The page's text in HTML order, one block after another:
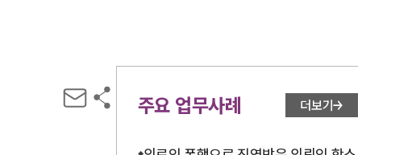
주요 업무사례 더보기